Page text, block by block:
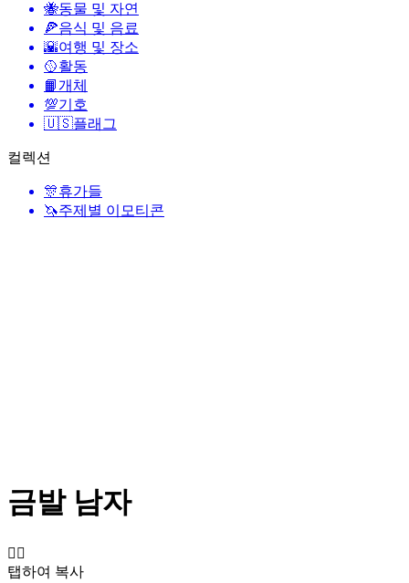
🐝동물 및 자연
🍕음식 및 음료
🌇여행 및 장소
🥎활동
📙개체
💯기호
🇺🇸플래그
컬렉션
🎊휴가들
🦄주제별 이모티콘
금발 남자
👱‍♂️
탭하여 복사